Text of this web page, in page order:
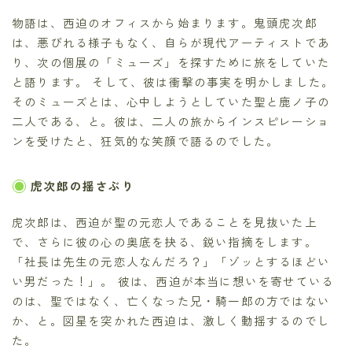
物語は、西迫のオフィスから始まります。鬼頭虎次郎
は、悪びれる様子もなく、自らが現代アーティストであ
り、次の個展の「ミューズ」を探すために旅をしていた
と語ります。 そして、彼は衝撃の事実を明かしました。
そのミューズとは、心中しようとしていた聖と鹿ノ子の
二人である、と。彼は、二人の旅からインスピレーショ
ンを受けたと、狂気的な笑顔で語るのでした。
虎次郎の揺さぶり
虎次郎は、西迫が聖の元恋人であることを見抜いた上
で、さらに彼の心の奥底を抉る、鋭い指摘をします。
「社長は先生の元恋人なんだろ？」「ゾッとするほどい
い男だった！」。 彼は、西迫が本当に想いを寄せている
のは、聖ではなく、亡くなった兄・騎一郎の方ではない
か、と。図星を突かれた西迫は、激しく動揺するのでし
た。